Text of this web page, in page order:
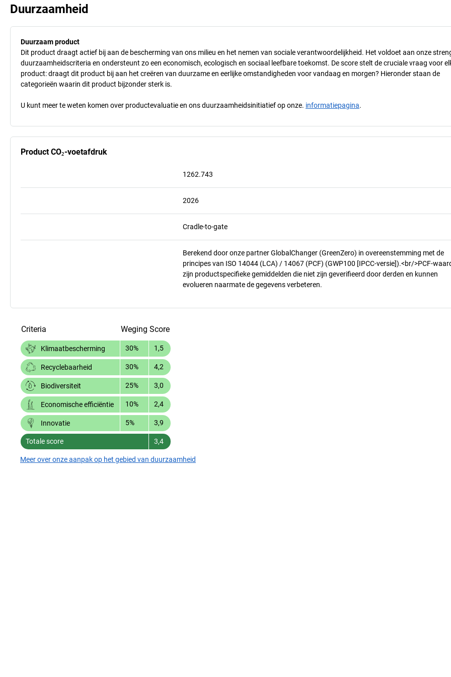
Duurzaamheid
Duurzaam product
Dit product draagt actief bij aan de bescherming van ons milieu en het nemen van sociale verantwoordelijkheid. Het voldoet aan onze
duurzaamheidscriteria en ondersteunt zo een economisch, ecologisch en sociaal leefbare toekomst. De score stelt de cruciale vraag voor
product: draagt dit product bij aan het creëren van duurzame en eerlijke omstandigheden voor vandaag en morgen? Hieronder staan de
categorieën waarin dit product bijzonder sterk is.
U kunt meer te weten komen over productevaluatie en ons duurzaamheidsinitiatief op onze. informatiepagina.
Product CO₂-voetafdruk
1262.743
2026
Cradle-to-gate
Berekend door onze partner GlobalChanger (GreenZero) in overeenstemming met de
principes van ISO 14044 (LCA) / 14067 (PCF) (GWP100 [IPCC-versie]).<br/>PCF-
zijn productspecifieke gemiddelden die niet zijn geverifieerd door derden en kunnen
evolueren naarmate de gegevens verbeteren.
Criteria Weging Score
Klimaatbescherming 30% 1,5
Recyclebaarheid 30% 4,2
Biodiversiteit 25% 3,0
Economische efficiëntie 10% 2,4
Innovatie 5% 3,9
Totale score 3,4
Meer over onze aanpak op het gebied van duurzaamheid